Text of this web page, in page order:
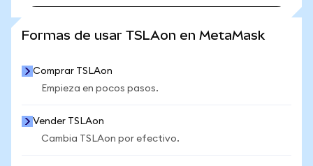
Formas de usar TSLAon en MetaMask
Comprar TSLAon
Empieza en pocos pasos.
Vender TSLAon
Cambia TSLAon por efectivo.